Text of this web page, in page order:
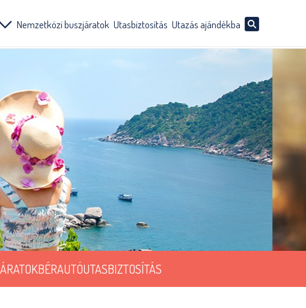
Nemzetközi buszjáratok Utasbiztosítás Utazás ajándékba
BÉRAUTÓUTASBIZTOSÍTÁS